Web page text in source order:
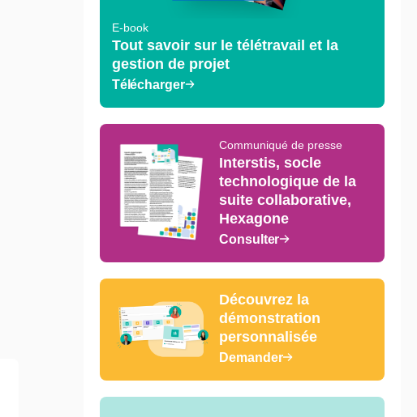
E-book
Tout savoir sur le télétravail et la
gestion de projet
Télécharger
Communiqué de presse
Interstis, socle
technologique de la
suite collaborative,
Hexagone
Consulter
Découvrez la
démonstration
personnalisée
Demander